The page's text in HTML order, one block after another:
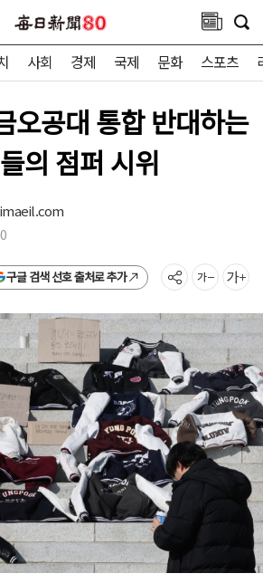
사회 경제 국제 문화 스포츠
오공대 통합 반대하는
의 점퍼 시위
구글 검색 선호 출처로 추가